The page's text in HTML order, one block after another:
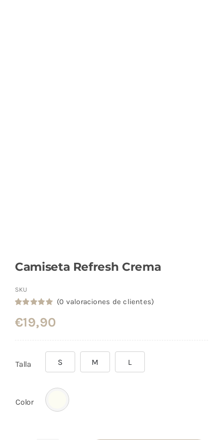
Camiseta Refresh Crema
SKU
con 5.00de
5 en base a
(0 valoraciones de clientes)
€19,90
Talla S M L
Color